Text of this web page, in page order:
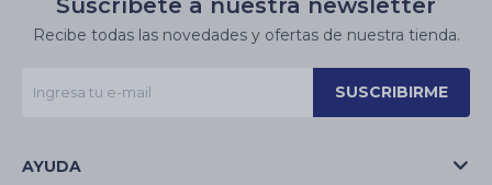
Suscríbete a nuestra newsletter
Recibe todas las novedades y ofertas de nuestra tienda.
SUSCRIBIRME
AYUDA